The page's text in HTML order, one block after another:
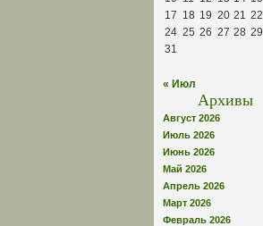
17 18 19 20 21 22
24 25 26 27 28 29
31
« Июл
Архивы
Август 2026
Июль 2026
Июнь 2026
Май 2026
Апрель 2026
Март 2026
Февраль 2026